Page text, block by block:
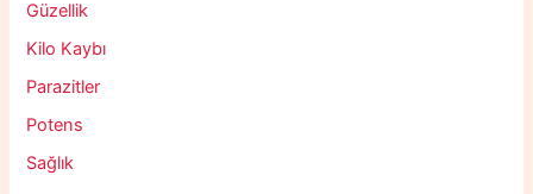
Güzellik
Kilo Kaybı
Parazitler
Potens
Sağlık